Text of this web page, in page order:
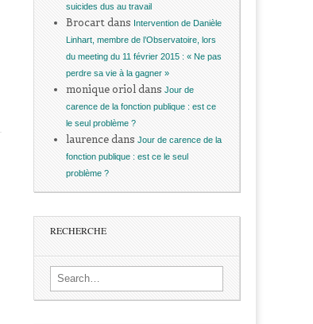
suicides dus au travail
Brocartdans Intervention de Danièle
Linhart, membre de l’Observatoire, lors
du meeting du 11 février 2015 : « Ne pas
perdre sa vie à la gagner »
monique orioldans Jour de
carence de la fonction publique : est ce
le seul problème ?
laurencedans Jour de carence de la
fonction publique : est ce le seul
problème ?
RECHERCHE
Search for: